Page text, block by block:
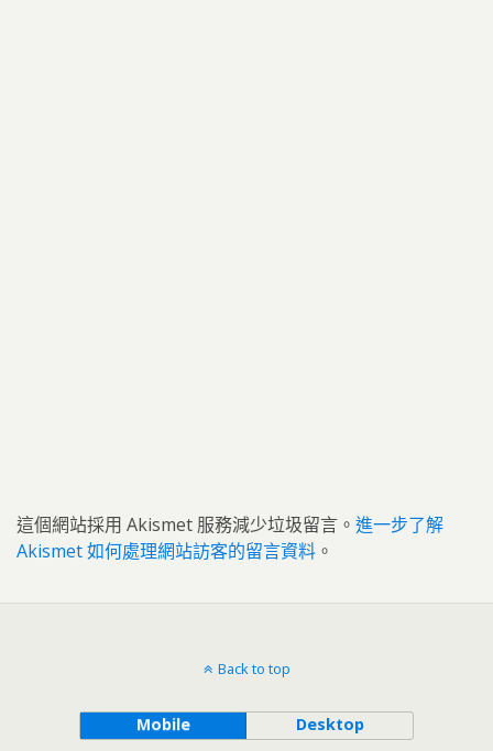
這個網站採用 Akismet 服務減少垃圾留言。 進一步了解
Akismet 如何處理網站訪客的留言資料 。
Back to top
Mobile Desktop